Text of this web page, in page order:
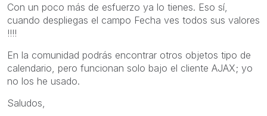
Con un poco más de esfuerzo ya lo tienes. Eso sí,
cuando despliegas el campo Fecha ves todos sus valores
!!!!
En la comunidad podrás encontrar otros objetos tipo de
calendario, pero funcionan solo bajo el cliente AJAX; yo
no los he usado.
Saludos,